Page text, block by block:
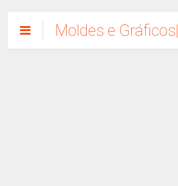
Moldes e Gráficos|
Como Fazer